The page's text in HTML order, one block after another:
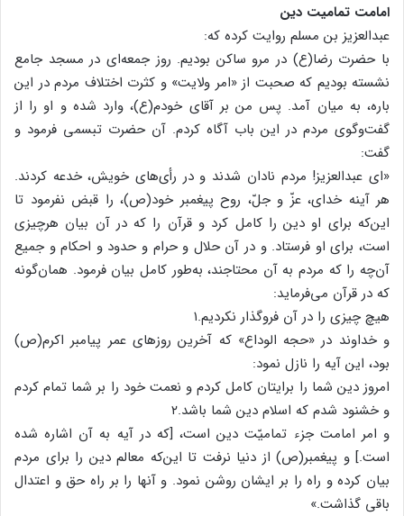
امامت تمامیت دین
عبدالعزیز بن مسلم روایت کرده که:
با حضرت رضا(ع) در مرو ساکن بودیم. روز جمعه‌ای در مسجد جامع
نشسته بودیم که صحبت از «امر ولایت» و کثرت اختلاف مردم در این
باره، به میان آمد. پس من بر آقای خودم(ع)، وارد شده و او را از
گفت‌و‌گوی مردم در این باب آگاه کردم. آن حضرت تبسمی فرمود و
گفت:
«ای عبدالعزیز! مردم نادان شدند و در رأی‌های خویش، خدعه کردند.
هر آینه خدای، عزّ و جلّ، روح پیغمبر خود(ص)، را قبض نفرمود تا
این‌که برای او دین را کامل کرد و قرآن را که در آن بیان هرچیزی
است، برای او فرستاد. و در آن حلال و حرام و حدود و احکام و جمیع
آن‌چه را که مردم به آن محتاجند، به‌طور کامل بیان فرمود. همان‌گونه
که در قرآن می‌فرماید:
هیچ چیزی را در آن فروگذار نکردیم.۱
و خداوند در «حجه الوداع» که آخرین روزهای عمر پیامبر اکرم(ص)
بود، این آیه را نازل نمود:
امروز دین شما را برایتان کامل کردم و نعمت خود را بر شما تمام کردم
و خشنود شدم که اسلام دین شما باشد.۲
و امر امامت جزء تمامیّت دین است، [که در آیه به آن اشاره شده
است.] و پیغمبر(ص) از دنیا نرفت تا این‌که معالم دین را برای مردم
بیان کرده و راه را بر ایشان روشن نمود. و آنها را بر راه حق و اعتدال
باقی گذاشت.»